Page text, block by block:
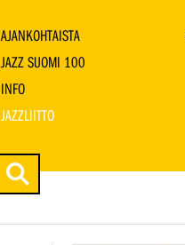
AJANKOHTAISTA
JAZZ SUOMI 100
INFO
JAZZLIITTO